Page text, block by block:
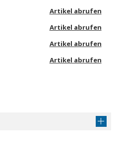
Artikel abrufen
Artikel abrufen
Artikel abrufen
Artikel abrufen